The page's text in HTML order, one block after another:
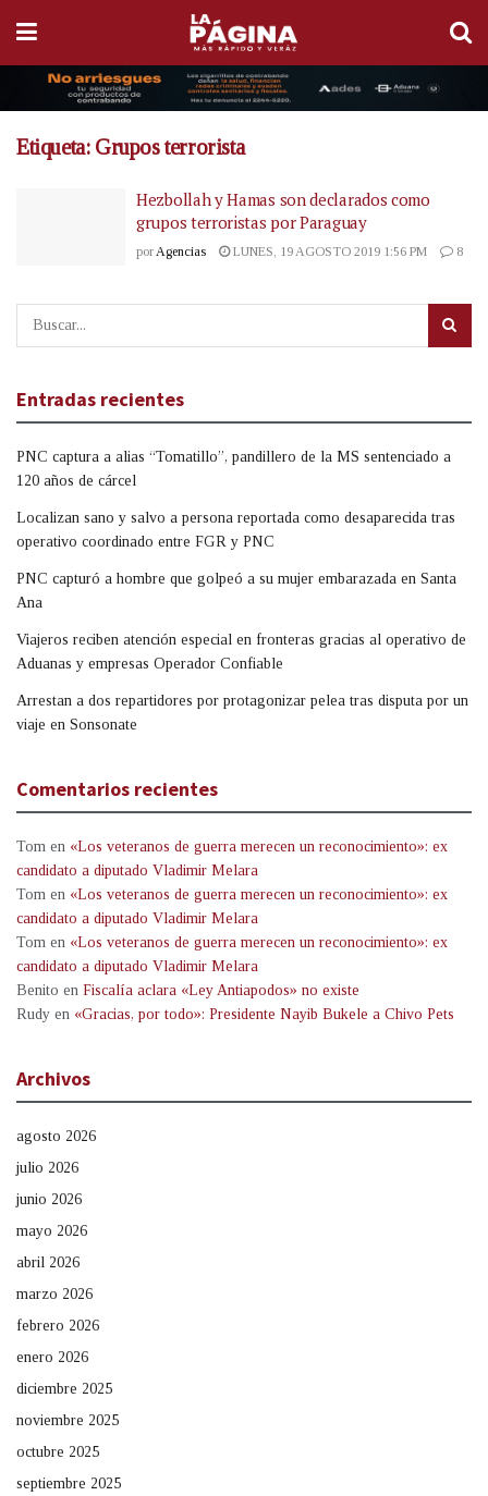
Etiqueta: Grupos terrorista
Hezbollah y Hamas son declarados como
grupos terroristas por Paraguay
por Agencias LUNES, 19 AGOSTO 2019 1:56 PM 8
Entradas recientes
PNC captura a alias “Tomatillo”, pandillero de la MS sentenciado a
120 años de cárcel
Localizan sano y salvo a persona reportada como desaparecida tras
operativo coordinado entre FGR y PNC
PNC capturó a hombre que golpeó a su mujer embarazada en Santa
Ana
Viajeros reciben atención especial en fronteras gracias al operativo de
Aduanas y empresas Operador Confiable
Arrestan a dos repartidores por protagonizar pelea tras disputa por un
viaje en Sonsonate
Comentarios recientes
Tom en «Los veteranos de guerra merecen un reconocimiento»: ex
candidato a diputado Vladimir Melara
Tom en «Los veteranos de guerra merecen un reconocimiento»: ex
candidato a diputado Vladimir Melara
Tom en «Los veteranos de guerra merecen un reconocimiento»: ex
candidato a diputado Vladimir Melara
Benito en Fiscalía aclara «Ley Antiapodos» no existe
Rudy en «Gracias, por todo»: Presidente Nayib Bukele a Chivo Pets
Archivos
agosto 2026
julio 2026
junio 2026
mayo 2026
abril 2026
marzo 2026
febrero 2026
enero 2026
diciembre 2025
noviembre 2025
octubre 2025
septiembre 2025